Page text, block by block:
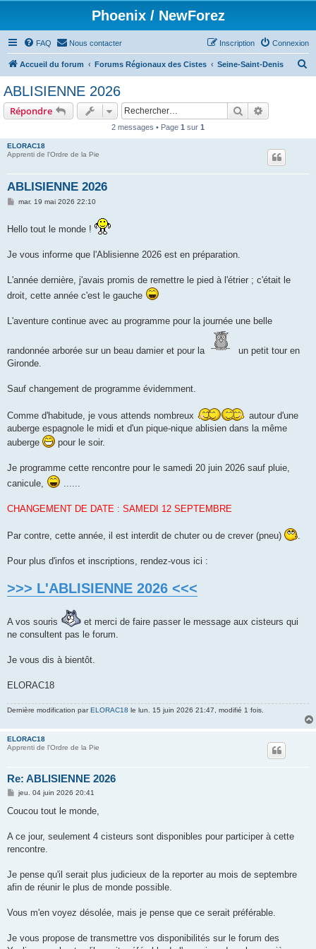
Phoenix / NewForez
FAQ Nous contacter Connexion
Inscription
Accueil du forum Forums Régionaux des Cistes Seine-Saint-Denis
ABLISIENNE 2026
Répondre Rechercher
2 messages • Page 1 sur 1
ELORAC18
Apprenti de l'Ordre de la Pie
ABLISIENNE 2026
M
s
a
e
mar. 19 mai 2026 22:10
Hello tout le monde !
Je vous informe que l'Ablisienne 2026 est en préparation.
L'année dernière, j'avais promis de remettre le pied à l'étrier ; c'était le
droit, cette année c'est le gauche
L'aventure continue avec au programme pour la journée une belle
randonnée arborée sur un beau damier et pour la
un petit tour en
Gironde.
Sauf changement de programme évidemment.
Comme d'habitude, je vous attends nombreux
autour d'une
auberge espagnole le midi et d'un pique-nique ablisien dans la même
auberge
pour le soir.
Je programme cette rencontre pour le samedi 20 juin 2026 sauf pluie,
canicule,
......
CHANGEMENT DE DATE : SAMEDI 12 SEPTEMBRE
Par contre, cette année, il est interdit de chuter ou de crever (pneu) .
Pour plus d'infos et inscriptions, rendez-vous ici :
>>> L'ABLISIENNE 2026 <<<
A vos souris
et merci de faire passer le message aux cisteurs qui
ne consultent pas le forum.
Je vous dis à bientôt.
ELORAC18
Dernière modification parELORAC18 le lun. 15 juin 2026 21:47, modifié 1 fois.
ELORAC18
Apprenti de l'Ordre de la Pie
Re: ABLISIENNE 2026
M
s
g
jeu. 04 juin 2026 20:41
Coucou tout le monde,
A ce jour, seulement 4 cisteurs sont disponibles pour participer à cette
rencontre.
Je pense qu'il serait plus judicieux de la reporter au mois de septembre
afin de réunir le plus de monde possible.
Vous m'en voyez désolée, mais je pense que ce serait préférable.
Je vous propose de transmettre vos disponibilités sur le forum des